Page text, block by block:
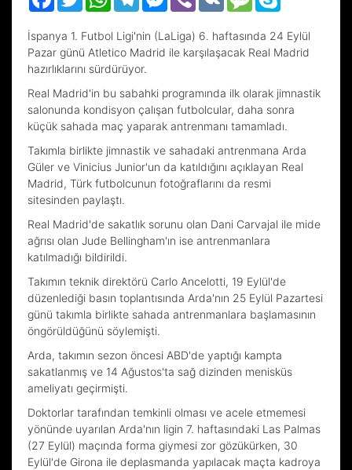
İspanya 1. Futbol Ligi'nin (LaLiga) 6. haftasında 24 Eylül
Pazar günü Atletico Madrid ile karşılaşacak Real Madrid
hazırlıklarını sürdürüyor.
Real Madrid'in bu sabahki programında ilk olarak jimnastik
salonunda kondisyon çalışan futbolcular, daha sonra
küçük sahada maç yaparak antrenmanı tamamladı.
Takımla birlikte jimnastik ve sahadaki antrenmana Arda
Güler ve Vinicius Junior'un da katıldığını açıklayan Real
Madrid, Türk futbolcunun fotoğraflarını da resmi
sitesinden paylaştı.
Real Madrid'de sakatlık sorunu olan Dani Carvajal ile mide
ağrısı olan Jude Bellingham'ın ise antrenmanlara
katılmadığı bildirildi.
Takımın teknik direktörü Carlo Ancelotti, 19 Eylül'de
düzenlediği basın toplantısında Arda'nın 25 Eylül Pazartesi
günü takımla birlikte sahada antrenmanlara başlamasının
öngörüldüğünü söylemişti.
Arda, takımın sezon öncesi ABD'de yaptığı kampta
sakatlanmış ve 14 Ağustos'ta sağ dizinden menisküs
ameliyatı geçirmişti.
Doktorlar tarafından temkinli olması ve acele etmemesi
yönünde uyarılan Arda'nın ligin 7. haftasındaki Las Palmas
(27 Eylül) maçında forma giymesi zor gözükürken, 30
Eylül'de Girona ile deplasmanda yapılacak maçta kadroya